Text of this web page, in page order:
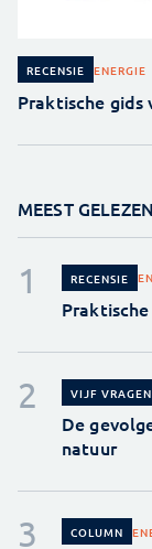
RECENSIE ENERGIE
Praktische
MEEST GELEZEN
RECENSIE
VIJF VRAGEN
De
natuur
COLUMN